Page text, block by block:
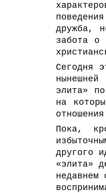
дружба,
забота о
Сегодня
элита»
на
Пока,
другого
«элита»
недавнем